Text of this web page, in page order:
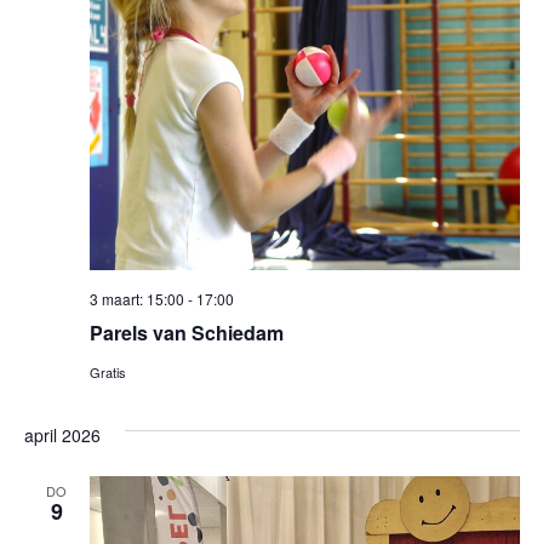
Parels van Schiedam
3 maart: 15:00 - 17:00
Gratis
april 2026
DO
9